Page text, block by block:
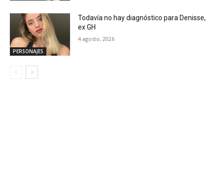
PERSONAJES
Todavía no hay diagnóstico para Denisse,
ex GH
4 agosto, 2026